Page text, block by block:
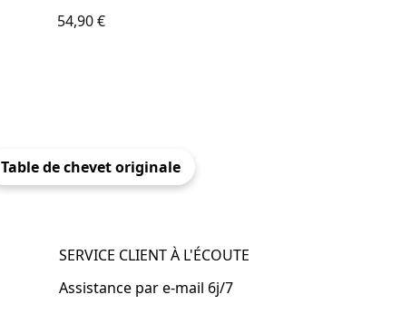
54,90€
Table de chevet originale
SERVICE CLIENT À L'ÉCOUTE
Assistance par e-mail 6j/7